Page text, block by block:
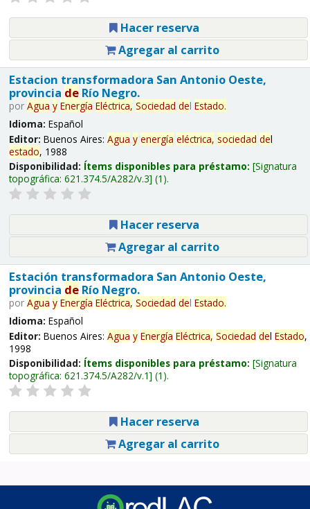
Hacer reserva
Agregar al carrito
Estacion transformadora San Antonio Oeste,
provincia deRío Negro.
por Agua y Energía Eléctrica, Sociedad del Estado.
Idioma: Español
Editor: Buenos Aires: Agua y energía eléctrica, sociedad del
estado, 1988
Disponibilidad: Ítems disponibles para préstamo: Signatura
topográfica: 621.374.5/A282/v.3 (1).
Hacer reserva
Agregar al carrito
Estación transformadora San Antonio Oeste,
provincia deRío Negro.
por Agua y Energía Eléctrica, Sociedad del Estado.
Idioma: Español
Editor: Buenos Aires: Agua y Energía Eléctrica, Sociedad del Estado,
1998
Disponibilidad: Ítems disponibles para préstamo: Signatura
topográfica: 621.374.5/A282/v.1 (1).
Hacer reserva
Agregar al carrito